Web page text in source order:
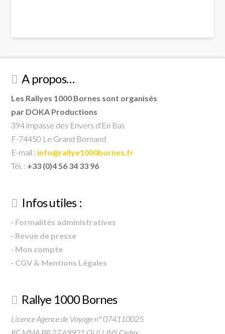
A propos…
Les Rallyes 1000 Bornes sont organisés
par DOKA Productions
394 impasse des Envers d'En Bas
F-74450 Le Grand Bornand
E-mail : info@rallye1000bornes.fr
Tél. : +33 (0)4 56 34 33 96
Infos utiles :
- Formalités administratives
- Revue de presse
- Mon compte
- CGV & Mentions Légales
Rallye 1000 Bornes
Licence Agence de Voyage n° 074110025